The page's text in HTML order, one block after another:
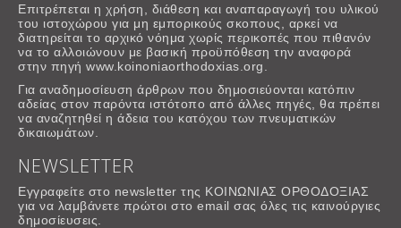
Επιτρέπεται η χρήση, διάθεση και αναπαραγωγή του υλικού
του ιστοχώρου για μη εμπορικούς σκοπους, αρκεί να
διατηρείται το αρχικό νόημα χωρίς περικοπές που πιθανόν
να το αλλοιώνουν με βασική προϋπόθεση την αναφορά
στην πηγή www.koinoniaorthodoxias.org.
Για αναδημοσίευση άρθρων που δημοσιεύονται κατόπιν
αδείας στον παρόντα ιστότοπο από άλλες πηγές, θα πρέπει
να αναζητηθεί η άδεια του κατόχου των πνευματικών
δικαιωμάτων.
NEWSLETTER
Εγγραφείτε στο newsletter της ΚΟΙΝΩΝΙΑΣ ΟΡΘΟΔΟΞΙΑΣ
για να λαμβάνετε πρώτοι στο email σας όλες τις καινούργιες
δημοσίευσεις.